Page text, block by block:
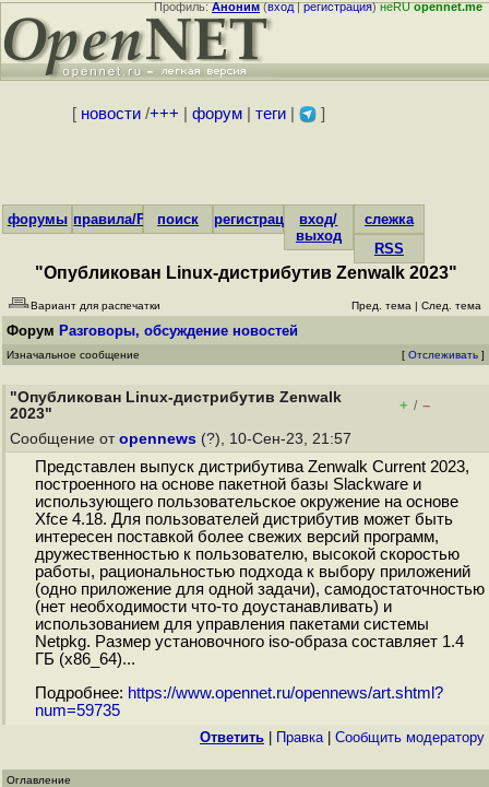
Профиль:Аноним(вход|регистрация)неRUopennet.me
[ новости/+++ форум| теги| ]
форумы правила/FAQпоиск регистрациявход/
выход
слежка
RSS
"Опубликован Linux-дистрибутив Zenwalk 2023"
Вариант для распечатки Пред. тема | След. тема
Форум Разговоры, обсуждение новостей
Изначальное сообщение [ Отслеживать ]
"Опубликован Linux-дистрибутив Zenwalk
2023"
+ / –
Сообщение от opennews (?), 10-Сен-23, 21:57
Представлен выпуск дистрибутива Zenwalk Current 2023,
построенного на основе пакетной базы Slackware и
использующего пользовательское окружение на основе
Xfce 4.18. Для пользователей дистрибутив может быть
интересен поставкой более свежих версий программ,
дружественностью к пользователю, высокой скоростью
работы, рациональностью подхода к выбору приложений
(одно приложение для одной задачи), самодостаточностью
(нет необходимости что-то доустанавливать) и
использованием для управления пакетами системы
Netpkg. Размер установочного iso-образа составляет 1.4
ГБ (x86_64)...
Подробнее: https://www.opennet.ru/opennews/art.shtml?
num=59735
Ответить Правка| Cообщить модератору
Оглавление